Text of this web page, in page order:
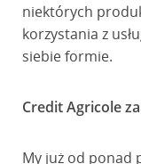
niektórych
korzystania z
siebie formie.
Credit Agricole
My już od ponad